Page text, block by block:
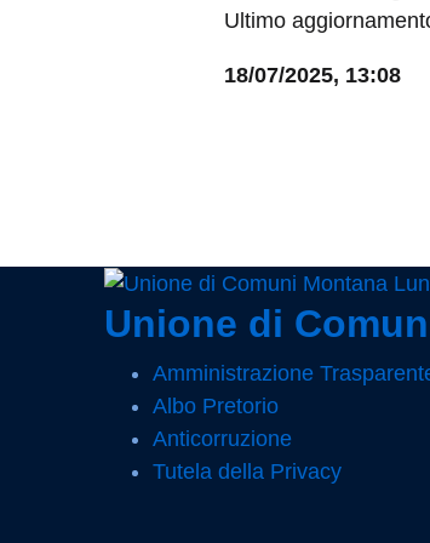
Ultimo
18/07/2025, 13:08
Unione di
Amministrazione
Albo Pretorio
Anticorruzione
Tutela della Privacy